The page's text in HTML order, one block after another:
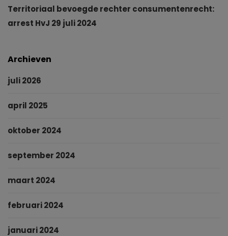
Territoriaal bevoegde rechter consumentenrecht:
arrest HvJ 29 juli 2024
Archieven
juli 2026
april 2025
oktober 2024
september 2024
maart 2024
februari 2024
januari 2024